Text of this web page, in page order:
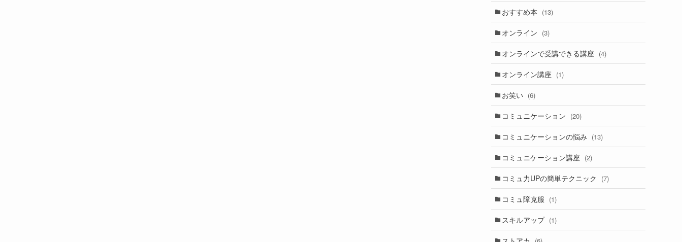
おすすめ本 (13)
オンライン (3)
オンラインで受講できる講座 (4)
オンライン講座 (1)
お笑い (6)
コミュニケーション (20)
コミュニケーションの悩み (13)
コミュニケーション講座 (2)
コミュ力UPの簡単テクニック (7)
コミュ障克服 (1)
スキルアップ (1)